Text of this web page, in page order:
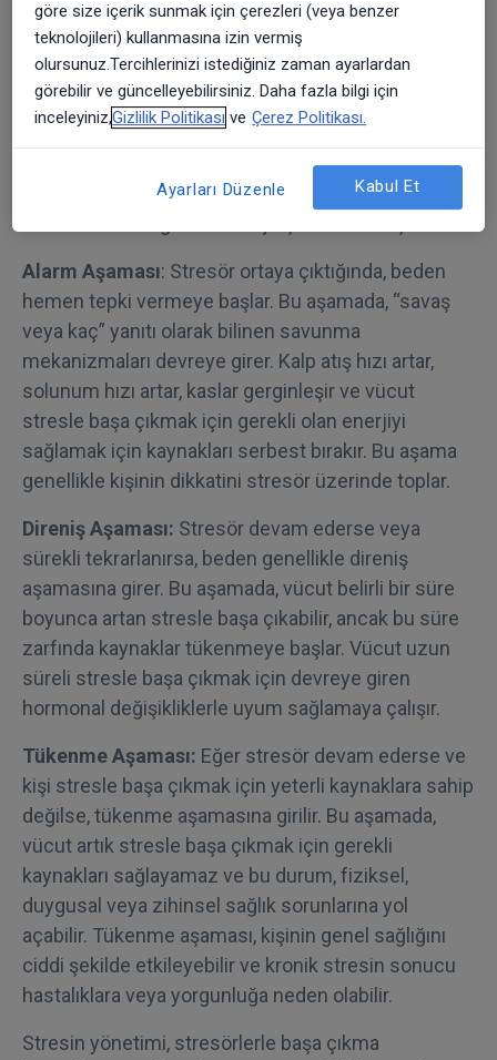
Stres genellikle bir stresör olarak adlandırılan bir
tetikleyici ile başlar. Stresörler fiziksel, duygusal
veya çevresel faktörler olabilir. İş veya okul baskısı,
ilişki sorunları, maddi zorluklar, sağlık sorunları veya
Alarm Aşaması: Stresör ortaya çıktığında, beden
hemen tepki vermeye başlar. Bu aşamada, “savaş
veya kaç” yanıtı olarak bilinen savunma
mekanizmaları devreye girer. Kalp atış hızı artar,
solunum hızı artar, kaslar gerginleşir ve vücut
stresle başa çıkmak için gerekli olan enerjiyi
sağlamak için kaynakları serbest bırakır. Bu aşama
genellikle kişinin dikkatini stresör üzerinde toplar.
Direniş Aşaması: Stresör devam ederse veya
sürekli tekrarlanırsa, beden genellikle direniş
aşamasına girer. Bu aşamada, vücut belirli bir süre
boyunca artan stresle başa çıkabilir, ancak bu süre
zarfında kaynaklar tükenmeye başlar. Vücut uzun
süreli stresle başa çıkmak için devreye giren
hormonal değişikliklerle uyum sağlamaya çalışır.
Tükenme Aşaması: Eğer stresör devam ederse ve
kişi stresle başa çıkmak için yeterli kaynaklara sahip
değilse, tükenme aşamasına girilir. Bu aşamada,
vücut artık stresle başa çıkmak için gerekli
kaynakları sağlayamaz ve bu durum, fiziksel,
duygusal veya zihinsel sağlık sorunlarına yol
açabilir. Tükenme aşaması, kişinin genel sağlığını
ciddi şekilde etkileyebilir ve kronik stresin sonucu
hastalıklara veya yorgunluğa neden olabilir.
Stresin yönetimi, stresörlerle başa çıkma
göre size içerik sunmak için çerezleri (veya benzer
teknolojileri) kullanmasına izin vermiş
olursunuz.Tercihlerinizi istediğiniz zaman ayarlardan
görebilir ve güncelleyebilirsiniz. Daha fazla bilgi için
inceleyiniz,Gizlilik Politikası ve Çerez Politikası.
Ayarları Düzenle Kabul Et